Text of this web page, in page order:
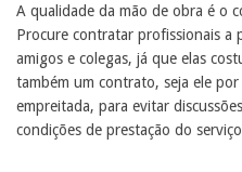
A qualidade da mão de obra é o
Procure contratar profissionais a
amigos e colegas, já que elas
também um contrato, seja ele
empreitada, para evitar
condições de prestação do